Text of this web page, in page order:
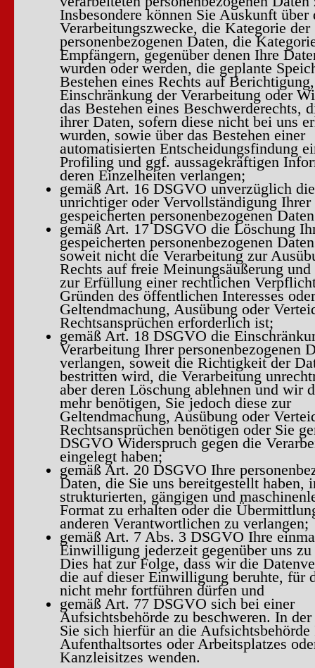
Insbesondere können Sie Auskunft über
Verarbeitungszwecke, die Kategorie der
personenbezogenen Daten, die
Empfängern, gegenüber denen Ihre
wurden oder werden, die geplante
Bestehen eines Rechts auf
Einschränkung der Verarbeitung oder
das Bestehen eines Beschwerderechts,
ihrer Daten, sofern diese nicht bei uns
wurden, sowie über das Bestehen einer
automatisierten Entscheidungsfindung
Profiling und ggf. aussagekräftigen
deren Einzelheiten verlangen;
gemäß Art. 16 DSGVO unverzüglich
unrichtiger oder Vervollständigung Ihrer
gespeicherten personenbezogenen
gemäß Art. 17 DSGVO die Löschung
gespeicherten personenbezogenen
soweit nicht die Verarbeitung zur
Rechts auf freie Meinungsäußerung
zur Erfüllung einer rechtlichen
Gründen des öffentlichen Interesses
Geltendmachung, Ausübung oder
Rechtsansprüchen erforderlich ist;
gemäß Art. 18 DSGVO die
Verarbeitung Ihrer personenbezogenen
verlangen, soweit die Richtigkeit der
bestritten wird, die Verarbeitung
aber deren Löschung ablehnen und wir
mehr benötigen, Sie jedoch diese zur
Geltendmachung, Ausübung oder
Rechtsansprüchen benötigen oder Sie
DSGVO Widerspruch gegen die
eingelegt haben;
gemäß Art. 20 DSGVO Ihre
Daten, die Sie uns bereitgestellt haben,
strukturierten, gängigen und
Format zu erhalten oder die
anderen Verantwortlichen zu verlangen;
gemäß Art. 7 Abs. 3 DSGVO Ihre
Einwilligung jederzeit gegenüber uns
Dies hat zur Folge, dass wir die
die auf dieser Einwilligung beruhte, für
nicht mehr fortführen dürfen und
gemäß Art. 77 DSGVO sich bei einer
Aufsichtsbehörde zu beschweren. In
Sie sich hierfür an die
Aufenthaltsortes oder Arbeitsplatzes
Kanzleisitzes wenden.